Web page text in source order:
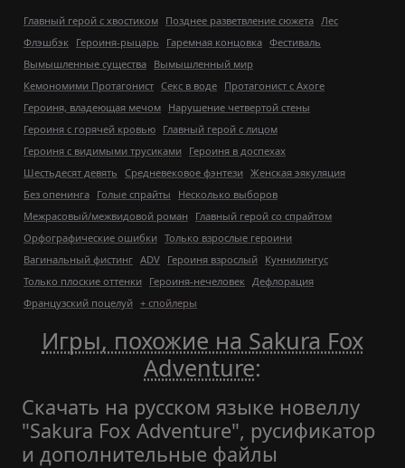
Главный герой с хвостиком Позднее разветвление сюжета Лес
Флэшбэк Героиня-рыцарь Гаремная концовка Фестиваль
Вымышленные существа Вымышленный мир
Кемономими Протагонист Секс в воде Протагонист с Ахоге
Героиня, владеющая мечом Нарушение четвертой стены
Героиня с горячей кровью Главный герой с лицом
Героиня с видимыми трусиками Героиня в доспехах
Шестьдесят девять Средневековое фэнтези Женская эякуляция
Без опенинга Голые спрайты
Несколько выборов
Межрасовый/межвидовой роман
Главный герой со спрайтом
Орфографические ошибки Только взрослые героини
Вагинальный фистинг ADV Героиня взрослый Куннилингус
Только плоские оттенки Героиня-нечеловек Дефлорация
Французский поцелуй + спойлеры
Игры, похожие на Sakura Fox
Adventure:
Скачать на русском языке новеллу
"Sakura Fox Adventure", русификатор
и дополнительные файлы